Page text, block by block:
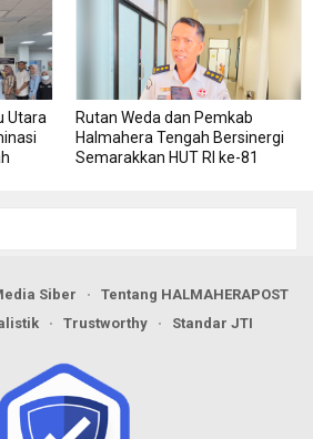
Utara
Rutan Weda dan Pemkab
Halmahera Tengah Bersinergi
Semarakkan HUT RI ke-81
Siber
Tentang HALMAHERAPOST
Trustworthy Standar JTI